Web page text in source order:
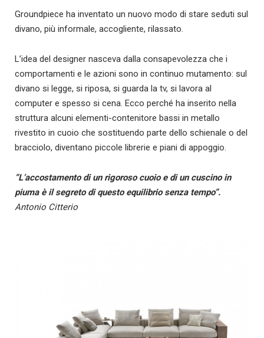
Groundpiece ha inventato un nuovo modo di stare seduti sul
divano, più informale, accogliente, rilassato.
L’idea del designer nasceva dalla consapevolezza che i
comportamenti e le azioni sono in continuo mutamento: sul
divano si legge, si riposa, si guarda la tv, si lavora al
computer e spesso si cena. Ecco perché ha inserito nella
struttura alcuni elementi-contenitore bassi in metallo
rivestito in cuoio che sostituendo parte dello schienale o del
bracciolo, diventano piccole librerie e piani di appoggio.
“L’accostamento di un rigoroso cuoio e di un cuscino in
piuma è il segreto di questo equilibrio senza tempo”.
Antonio Citterio